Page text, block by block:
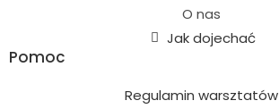
O nas
Jak dojechać
Pomoc
Regulamin warsztatów